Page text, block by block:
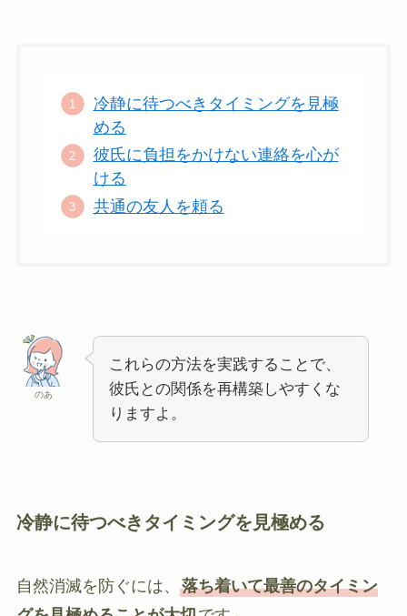
冷静に待つべきタイミングを見極
める
彼氏に負担をかけない連絡を心が
ける
共通の友人を頼る
のあ
これらの方法を実践することで、
彼氏との関係を再構築しやすくな
りますよ。
冷静に待つべきタイミングを見極める
自然消滅を防ぐには、 落ち着いて最善のタイミン